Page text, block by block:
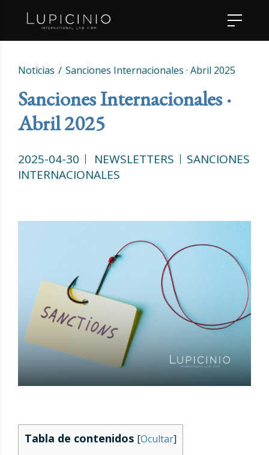
Noticias Sanciones Internacionales · Abril 2025
Sanciones Internacionales ·
Abril 2025
2025-04-30 NEWSLETTERS
SANCIONES
INTERNACIONALES
Tabla de contenidos [Ocultar]